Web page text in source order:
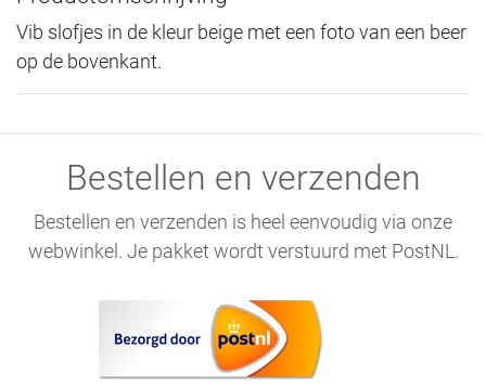
Vib slofjes in de kleur beige met een foto van een beer
op de bovenkant.
Bestellen en verzenden
Bestellen en verzenden is heel eenvoudig via onze
webwinkel. Je pakket wordt verstuurd met PostNL.